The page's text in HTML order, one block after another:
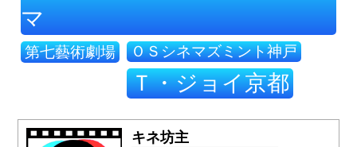
マ
第七藝術劇場 ＯＳシネマズミント神戸
Ｔ・ジョイ京都
キネ坊主